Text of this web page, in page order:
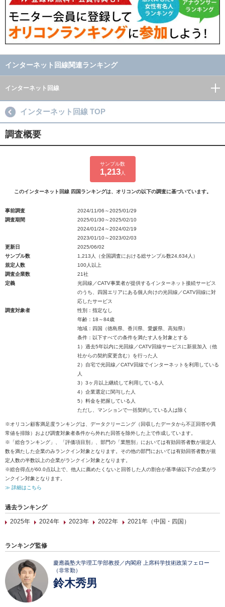
インターネット回線関連ランキング
インターネット回線
インターネット回線 TOP
調査概要
サンプル数
1,213人
このインターネット回線 四国ランキングは、オリコンの以下の調査に基づいています。
事前調査
2024/11/06～2025/01/29
調査期間
2025/01/30～2025/02/10
2024/01/24～2024/02/19
2023/01/10～2023/02/03
更新日
2025/06/02
サンプル数
1,213人（全国調査における総サンプル数24,634人）
規定人数
100人以上
調査企業数
21社
定義
光回線／CATV事業者が提供するインターネット接続サービス
のうち、四国エリアにある個人向けの光回線／CATV回線に対
応したサービス
調査対象者
性別：指定なし
年齢：18～84歳
地域：四国（徳島県、香川県、愛媛県、高知県）
条件：以下すべての条件を満たす人を対象とする
1）過去5年以内に光回線／CATV回線サービスに新規加入（他
社からの契約変更含む）を行った人
2）自宅で光回線／CATV回線でインターネットを利用している
人
3）3ヶ月以上継続して利用している人
4）企業選定に関与した人
5）料金を把握している人
ただし、マンションで一括契約している人は除く
※オリコン顧客満足度ランキングは、データクリーニング（回収したデータから不正回答や異
常値を排除）および調査対象者条件から外れた回答を除外した上で作成しています。
※「総合ランキング」、「評価項目別」、部門の「業態別」においては有効回答者数が規定人
数を満たした企業のみランクイン対象となります。その他の部門においては有効回答者数が規
定人数の半数以上の企業がランクイン対象となります。
※総合得点が60.0点以上で、他人に薦めたくないと回答した人の割合が基準値以下の企業がラ
ンクイン対象となります。
≫ 詳細はこちら
過去ランキング
2025年
2024年 2023年 2022年 2021年（中国・四国）
ランキング監修
慶應義塾大学理工学部教授／内閣府 上席科学技術政策フェロー
（非常勤）
鈴木秀男